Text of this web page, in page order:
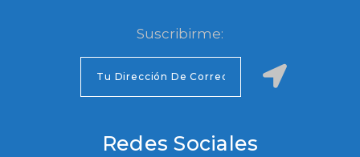
Suscribirme:
Redes Sociales